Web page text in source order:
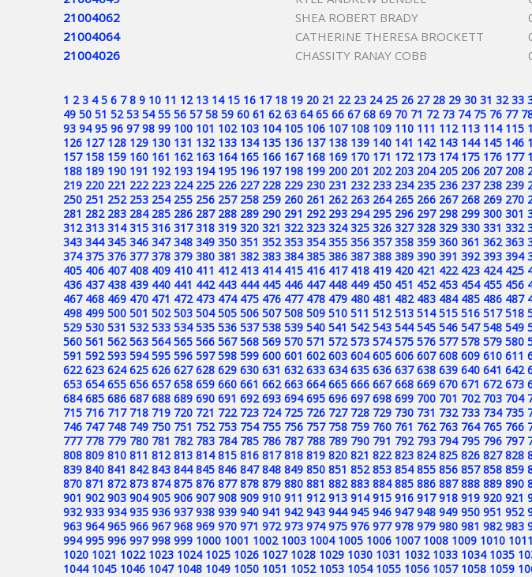
21004062
SHEA ROBERT BRADY
21004064
CATHERINE THERESA BROCKETT
21004026
CHASSITY RANAY COBB
1 2 3 4 5 6 7 8 9 10 11 12 13 14 15 16 17 18 19 20 21 22 23 24 25 26 27 28 29 30 31 32 33
49 50 51 52 53 54 55 56 57 58 59 60 61 62 63 64 65 66 67 68 69 70 71 72 73 74 75 76 77
93 94 95 96 97 98 99 100 101 102 103 104 105 106 107 108 109 110 111 112 113 114 115
126 127 128 129 130 131 132 133 134 135 136 137 138 139 140 141 142 143 144 145 146
157 158 159 160 161 162 163 164 165 166 167 168 169 170 171 172 173 174 175 176 177
188 189 190 191 192 193 194 195 196 197 198 199 200 201 202 203 204 205 206 207 208
219 220 221 222 223 224 225 226 227 228 229 230 231 232 233 234 235 236 237 238 239
250 251 252 253 254 255 256 257 258 259 260 261 262 263 264 265 266 267 268 269 270
281 282 283 284 285 286 287 288 289 290 291 292 293 294 295 296 297 298 299 300 301
312 313 314 315 316 317 318 319 320 321 322 323 324 325 326 327 328 329 330 331 332
343 344 345 346 347 348 349 350 351 352 353 354 355 356 357 358 359 360 361 362 363
374 375 376 377 378 379 380 381 382 383 384 385 386 387 388 389 390 391 392 393 394
405 406 407 408 409 410 411 412 413 414 415 416 417 418 419 420 421 422 423 424 425
436 437 438 439 440 441 442 443 444 445 446 447 448 449 450 451 452 453 454 455 456
467 468 469 470 471 472 473 474 475 476 477 478 479 480 481 482 483 484 485 486 487
498 499 500 501 502 503 504 505 506 507 508 509 510 511 512 513 514 515 516 517 518
529 530 531 532 533 534 535 536 537 538 539 540 541 542 543 544 545 546 547 548 549
560 561 562 563 564 565 566 567 568 569 570 571 572 573 574 575 576 577 578 579 580
591 592 593 594 595 596 597 598 599 600 601 602 603 604 605 606 607 608 609 610 611
622 623 624 625 626 627 628 629 630 631 632 633 634 635 636 637 638 639 640 641 642
653 654 655 656 657 658 659 660 661 662 663 664 665 666 667 668 669 670 671 672 673
684 685 686 687 688 689 690 691 692 693 694 695 696 697 698 699 700 701 702 703 704
715 716 717 718 719 720 721 722 723 724 725 726 727 728 729 730 731 732 733 734 735
746 747 748 749 750 751 752 753 754 755 756 757 758 759 760 761 762 763 764 765 766
777 778 779 780 781 782 783 784 785 786 787 788 789 790 791 792 793 794 795 796 797
808 809 810 811 812 813 814 815 816 817 818 819 820 821 822 823 824 825 826 827 828
839 840 841 842 843 844 845 846 847 848 849 850 851 852 853 854 855 856 857 858 859
870 871 872 873 874 875 876 877 878 879 880 881 882 883 884 885 886 887 888 889 890
901 902 903 904 905 906 907 908 909 910 911 912 913 914 915 916 917 918 919 920 921
932 933 934 935 936 937 938 939 940 941 942 943 944 945 946 947 948 949 950 951 952
963 964 965 966 967 968 969 970 971 972 973 974 975 976 977 978 979 980 981 982 983
994 995 996 997 998 999 1000 1001 1002 1003 1004 1005 1006 1007 1008 1009 1010 1011
1020 1021 1022 1023 1024 1025 1026 1027 1028 1029 1030 1031 1032 1033 1034 1035
1044 1045 1046 1047 1048 1049 1050 1051 1052 1053 1054 1055 1056 1057 1058 1059